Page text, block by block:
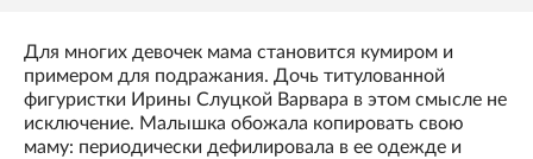
Для многих девочек мама становится кумиром и
примером для подражания. Дочь титулованной
фигуристки Ирины Слуцкой Варвара в этом смысле не
исключение. Малышка обожала копировать свою
маму: периодически дефилировала в ее одежде и